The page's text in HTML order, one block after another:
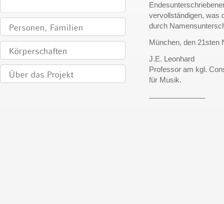
vervollständigen, was
durch
München, den 21sten
J.E. Leonhard
Professor am kgl.
für Musik.